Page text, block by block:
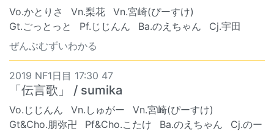
Vo.かとりさ Vn.梨花
Vn.宮崎(ぴーすけ)
Gt.ごっとっと
Pf.じじんん Ba.のえちゃん
Cj.宇田
ぜんぶむずいわかる
2019 NF1日目 17:30 47
「伝言歌」 / sumika
Vo.じじんん Vn.しゅがー
Vn.宮崎(ぴーすけ)
Gt&Cho.朋弥卍
Pf&Cho.こたけ Ba.のえちゃん
Cj.のー